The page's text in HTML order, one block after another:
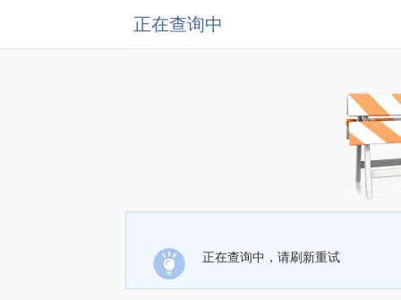
正在查询中
正在查询中，请刷新重试